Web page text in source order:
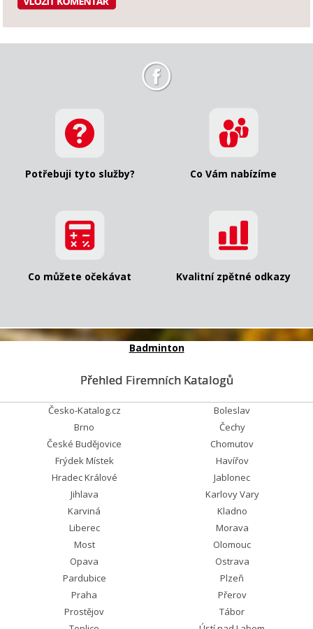
Potřebuji tyto služby? Co Vám nabízíme
Co můžete očekávat Kvalitní zpětné odkazy
Badminton
Přehled Firemních Katalogů
Česko-Katalog.cz
Boleslav
Brno
Čechy
České Budějovice
Chomutov
Frýdek Místek
Havířov
Hradec Králové
Jablonec
Jihlava
Karlovy Vary
Karviná
Kladno
Liberec
Morava
Most
Olomouc
Opava
Ostrava
Pardubice
Plzeň
Praha
Přerov
Prostějov
Tábor